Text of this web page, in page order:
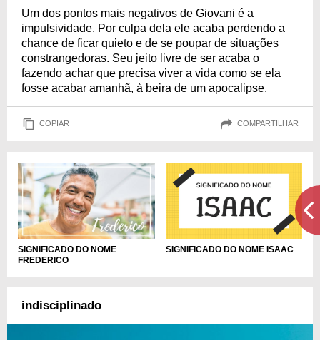
Um dos pontos mais negativos de Giovani é a
impulsividade. Por culpa dela ele acaba perdendo a
chance de ficar quieto e de se poupar de situações
constrangedoras. Seu jeito livre de ser acaba o
fazendo achar que precisa viver a vida como se ela
fosse acabar amanhã, à beira de um apocalipse.
COPIAR COMPARTILHAR
SIGNIFICADO DO NOME
FREDERICO
SIGNIFICADO DO NOME ISAAC
indisciplinado